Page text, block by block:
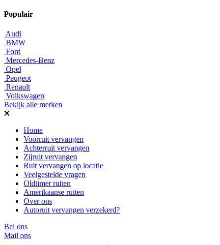
Populair
Audi
BMW
Ford
Mercedes-Benz
Opel
Peugeot
Renault
Volkswagen
Bekijk alle merken
Home
Voorruit vervangen
Achterruit vervangen
Zijruit vervangen
Ruit vervangen op locatie
Veelgestelde vragen
Oldtimer ruiten
Amerikaanse ruiten
Over ons
Autoruit vervangen verzekerd?
Bel ons
Mail ons